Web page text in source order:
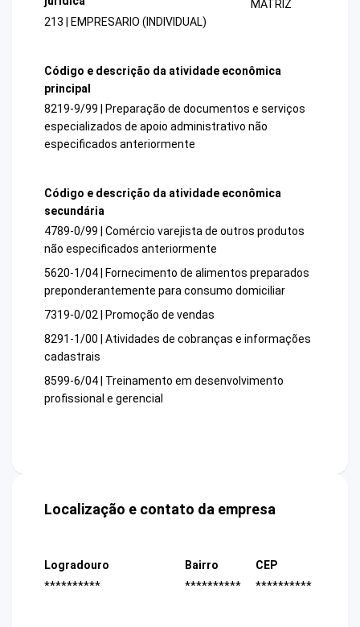
213 | EMPRESARIO (INDIVIDUAL)
MATRIZ
Código e descrição da atividade econômica
principal
8219-9/99 | Preparação de documentos e serviços
especializados de apoio administrativo não
especificados anteriormente
Código e descrição da atividade econômica
secundária
4789-0/99 | Comércio varejista de outros produtos
não especificados anteriormente
5620-1/04 | Fornecimento de alimentos preparados
preponderantemente para consumo domiciliar
7319-0/02 | Promoção de vendas
8291-1/00 | Atividades de cobranças e informações
cadastrais
8599-6/04 | Treinamento em desenvolvimento
profissional e gerencial
Localização e contato da empresa
Logradouro
**********
Bairro
**********
CEP
**********